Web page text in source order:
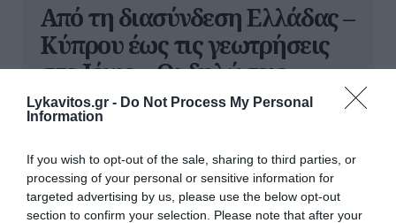
Lykavitos.gr - Do Not Process My Personal
Information
If you wish to opt-out of the sale, sharing to third parties, or
processing of your personal or sensitive information for
targeted advertising by us, please use the below opt-out
section to confirm your selection. Please note that after your
Από τη διασύνδεση Ελλάδας –
Κύπρου έως τις γεωτρήσεις
στο Ιόνιο – Οι δηλώσεις
Παπασταύρου
διασύνδεση Ελλάδας–Κύπρου μετά την είσοδο
του γαλλικού επενδυτικού ομίλου Meridiam ως
πλειοψηφικού μετόχου στην εταιρεία Great Sea
Interconnector μίλησε στο ΕΡΤnews ο ...